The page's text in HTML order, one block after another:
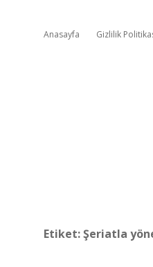
Anasayfa Gizlilik
Etiket:Şeriatla